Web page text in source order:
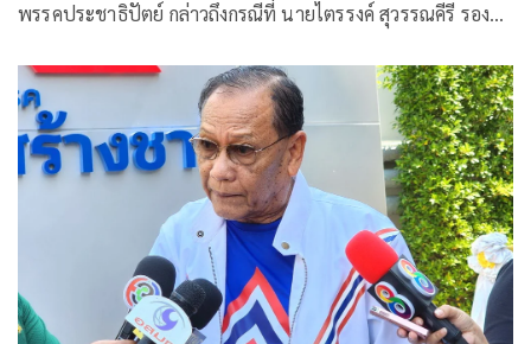
พรรคประชาธิปัตย์ กล่าวถึงกรณีที่ นายไตรรงค์ สุวรรณคีรี รอง
คนในปชป. เสนอเงิน 500,000 บาท